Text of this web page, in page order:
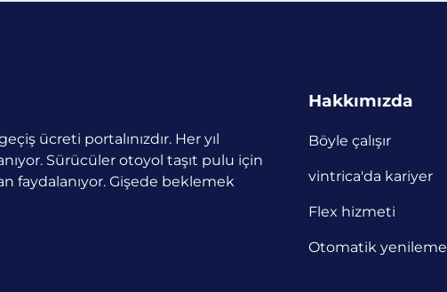
ücreti portalınızdır. Her yıl
Sürücüler otoyol taşıt pulu için
faydalanıyor. Gişede beklemek
Hakkımızda
Böyle çalışır
vintrica'da kariyer
Flex hizmeti
Otomatik yenileme